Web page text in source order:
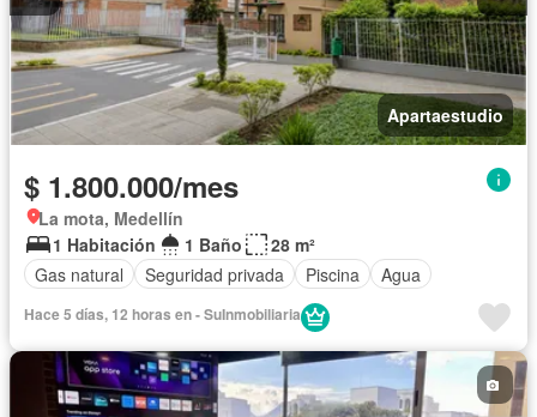
Apartaestudio
$ 1.800.000/mes
La mota, Medellín
1 Habitación
1 Baño
28 m²
Gas natural
Seguridad privada Piscina Agua
Hace 5 días, 12 horas en - SuInmobiliaria